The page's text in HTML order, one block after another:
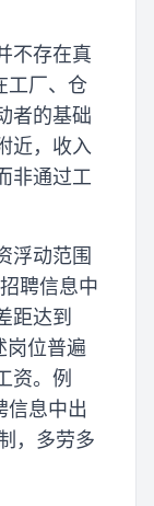
不存在真
工厂、仓
者的基础
近，收入
非通过工
浮动范围
聘信息中
距达到
岗位普遍
资。例
信息中出
，多劳多